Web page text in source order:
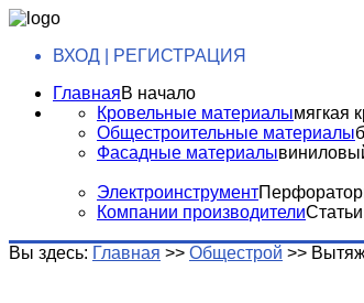
ВХОД | РЕГИСТРАЦИЯ
ГлавнаяВ начало
Кровельные материалымягкая
Общестроительные материалы
Фасадные материалы
Электроинструмент
Компании производители
Вы здесь: Главная >> Общестрой >>